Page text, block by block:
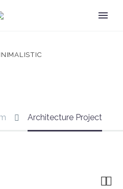
Architecture Project
